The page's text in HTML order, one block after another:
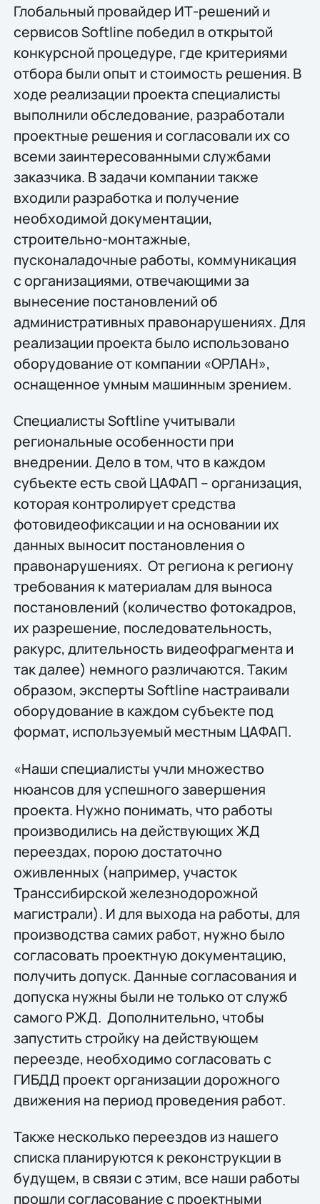
Глобальный провайдер ИТ-решений и
сервисов Softline победил в открытой
конкурсной процедуре, где критериями
отбора были опыт и стоимость решения. В
ходе реализации проекта специалисты
выполнили обследование, разработали
проектные решения и согласовали их со
всеми заинтересованными службами
заказчика. В задачи компании также
входили разработка и получение
необходимой документации,
строительно-монтажные,
пусконаладочные работы, коммуникация
с организациями, отвечающими за
вынесение постановлений об
административных правонарушениях. Для
реализации проекта было использовано
оборудование от компании «ОРЛАН»,
оснащенное умным машинным зрением.
Специалисты Softline учитывали
региональные особенности при
внедрении. Дело в том, что в каждом
субъекте есть свой ЦАФАП – организация,
которая контролирует средства
фотовидеофиксации и на основании их
данных выносит постановления о
правонарушениях. От региона к региону
требования к материалам для выноса
постановлений (количество фотокадров,
их разрешение, последовательность,
ракурс, длительность видеофрагмента и
так далее) немного различаются. Таким
образом, эксперты Softline настраивали
оборудование в каждом субъекте под
формат, используемый местным ЦАФАП.
«Наши специалисты учли множество
нюансов для успешного завершения
проекта. Нужно понимать, что работы
производились на действующих ЖД
переездах, порою достаточно
оживленных (например, участок
Транссибирской железнодорожной
магистрали). И для выхода на работы, для
производства самих работ, нужно было
согласовать проектную документацию,
получить допуск. Данные согласования и
допуска нужны были не только от служб
самого РЖД. Дополнительно, чтобы
запустить стройку на действующем
переезде, необходимо согласовать с
ГИБДД проект организации дорожного
движения на период проведения работ.
Также несколько переездов из нашего
списка планируются к реконструкции в
будущем, в связи с этим, все наши работы
прошли согласование с проектными